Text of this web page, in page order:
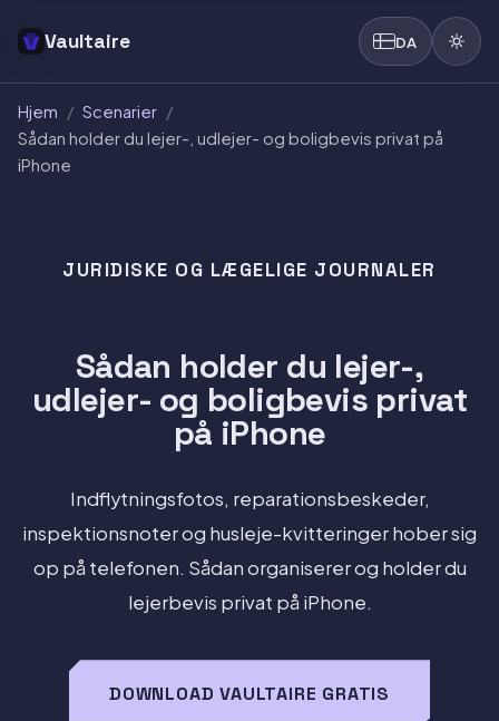
Vaultaire DA
Hjem / Scenarier /
Sådan holder du lejer-, udlejer- og boligbevis privat på
iPhone
JURIDISKE OG LÆGELIGE JOURNALER
Sådan holder du lejer-,
udlejer- og boligbevis privat
på iPhone
Indflytningsfotos, reparationsbeskeder,
inspektionsnoter og husleje-kvitteringer hober sig
op på telefonen. Sådan organiserer og holder du
lejerbevis privat på iPhone.
DOWNLOAD VAULTAIRE GRATIS